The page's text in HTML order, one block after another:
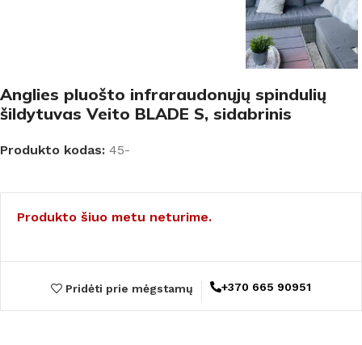
Anglies pluošto infraraudonųjų spindulių
šildytuvas Veito BLADE S, sidabrinis
Produkto kodas: 45-
Produkto šiuo metu neturime.
Pridėti prie mėgstamų +370 665 90951